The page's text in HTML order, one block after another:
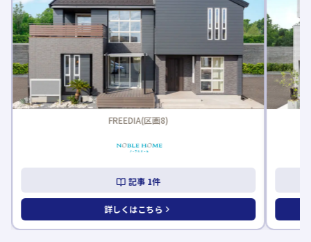
FREEDIA(区画8)
記事 1件
詳しくはこちら